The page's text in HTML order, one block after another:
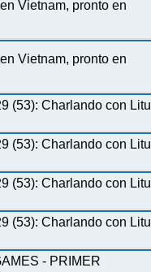
Vietnam, pronto en
Vietnam, pronto en
(53): Charlando con
(53): Charlando con
(53): Charlando con
(53): Charlando con
- PRIMER